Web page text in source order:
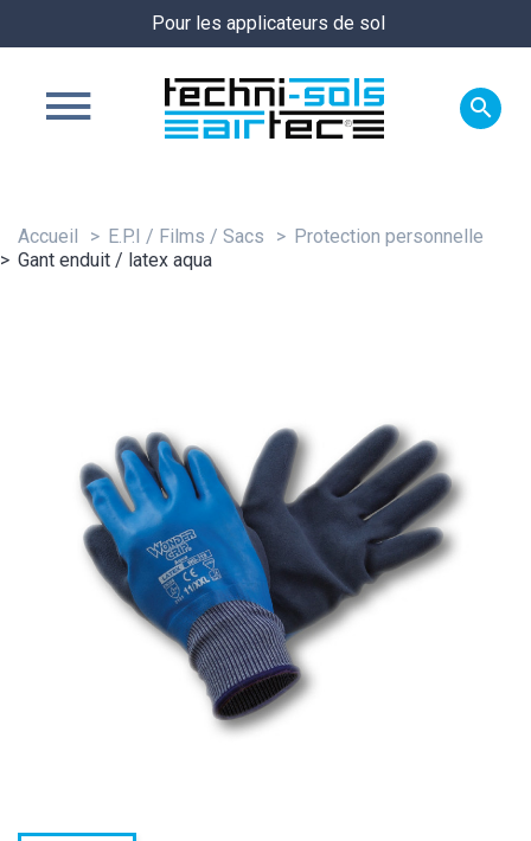
Pour les applicateurs de sol

Accueil E.P.I / Films / Sacs
Protection personnelle
Gant enduit / latex aqua